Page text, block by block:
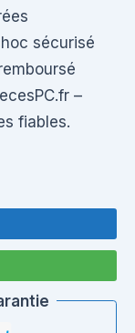
sécurisé
–
fiables.